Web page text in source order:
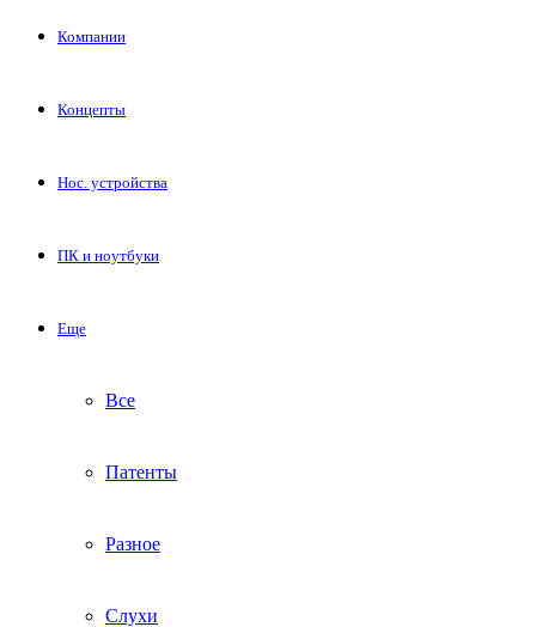
Компании
Концепты
Нос. устройства
ПК и ноутбуки
Еще
Все
Патенты
Разное
Слухи